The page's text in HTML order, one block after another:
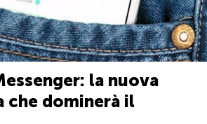
la nuova
che dominerà il